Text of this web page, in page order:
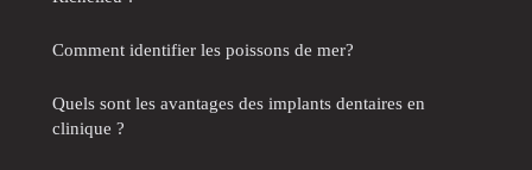
Comment identifier les poissons de mer?
Quels sont les avantages des implants dentaires en
clinique ?